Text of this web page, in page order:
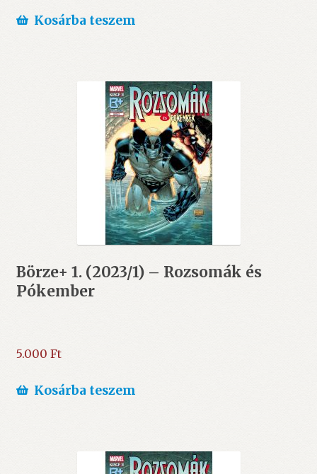
Kosárba teszem
Börze+ 1. (2023/1) – Rozsomák és
Pókember
5.000 Ft
Kosárba teszem